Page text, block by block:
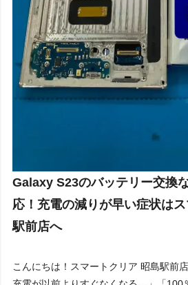
Galaxy S23のバッテリー交換
応！充電の減りが早い症状は
駅前店へ
こんにちは！スマートクリア 昭島駅前